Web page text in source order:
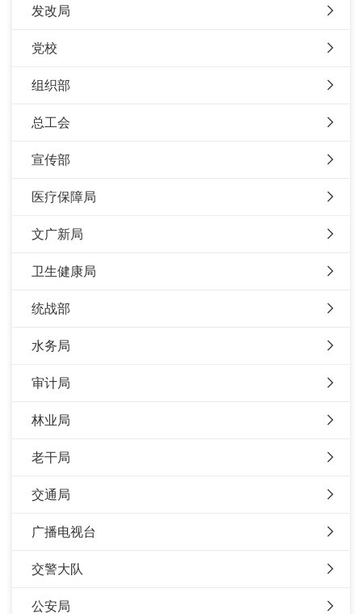
发改局
党校
组织部
总工会
宣传部
医疗保障局
文广新局
卫生健康局
统战部
水务局
审计局
林业局
老干局
交通局
广播电视台
交警大队
公安局